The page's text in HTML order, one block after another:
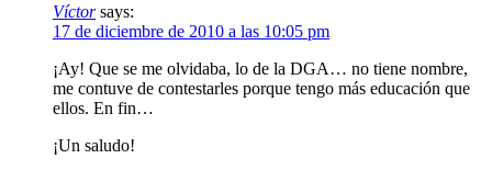
Víctor says:
17 de diciembre de 2010 a las 10:05 pm
¡Ay! Que se me olvidaba, lo de la DGA… no tiene nombre,
me contuve de contestarles porque tengo más educación que
ellos. En fin…
¡Un saludo!